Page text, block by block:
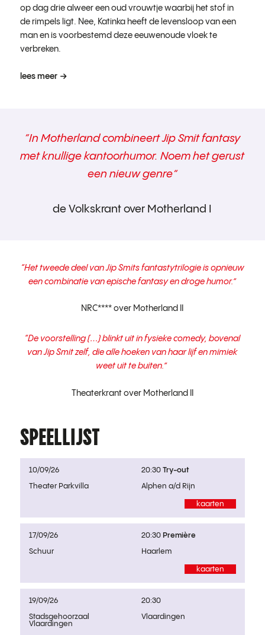
op dag drie alweer een oud vrouwtje waarbij het stof in
de rimpels ligt. Nee, Katinka heeft de levensloop van een
man en is voorbestemd deze eeuwenoude vloek te
verbreken.
lees meer
“In Motherland combineert Jip Smit fantasy
met knullige kantoorhumor. Noem het gerust
een nieuw genre”
de Volkskrant over Motherland I
“Het tweede deel van Jip Smits fantastytrilogie is opnieuw
een combinatie van epische fantasy en droge humor.”
NRC**** over Motherland II
“De voorstelling (…) blinkt uit in fysieke comedy, bovenal
van Jip Smit zelf, die alle hoeken van haar lijf en mimiek
weet uit te buiten.”
Theaterkrant over Motherland II
SPEELLIJST
10/09/26 20:30 Try-out
Theater Parkvilla Alphen a/d Rijn
kaarten
17/09/26 20:30 Première
Schuur Haarlem
kaarten
19/09/26 20:30
Stadsgehoorzaal
Vlaardingen
Vlaardingen